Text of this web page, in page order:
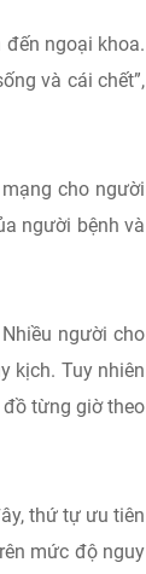
ngoại khoa.
và cái chết”,
cho người
người bệnh và
người cho
kịch. Tuy nhiên
từng giờ theo
thứ tự ưu tiên
mức độ nguy